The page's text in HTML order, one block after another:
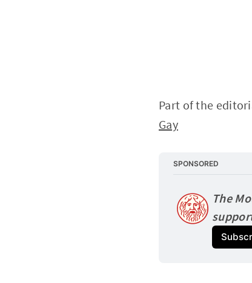
Part of the
Gay
SPONSORED
The